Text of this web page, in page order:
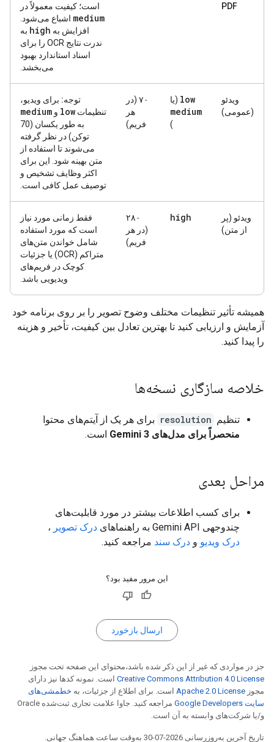
PDF
است؛ کیفیت معمولاً در
medium ​​اشباع می‌شود.
افزایش به high به
ندرت نتایج OCR را برای
اسناد استاندارد بهبود
می‌بخشد.
ویدئو
(عمومی)
low (یا
medium
)
۷۰ (در
هر
فریم)
توجه: برای ویدیو،
تنظیمات low و medium
​​​​به طور یکسان (70
توکن) در نظر گرفته
می‌شوند تا استفاده از
متن بهینه شود. این برای
اکثر وظایف تشخیص و
توصیف عمل کافی است.
ویدئو (پر
از متن)
high
۲۸۰
(در هر
فریم)
فقط زمانی مورد نیاز
است که مورد استفاده
شامل خواندن متن‌های
متراکم (OCR) یا جزئیات
کوچک در فریم‌های
ویدیویی باشد.
همیشه تأثیر تنظیمات مختلف وضوح تصویر را بر روی برنامه خود
آزمایش و ارزیابی کنید تا بهترین تعادل بین کیفیت، تأخیر و هزینه
را پیدا کنید.
خلاصه سازگاری نسخه‌ها
تنظیم resolution برای هر یک از آیتم‌های محتوا
منحصراً برای مدل‌های Gemini 3
است.
مراحل بعدی
برای کسب اطلاعات بیشتر در مورد قابلیت‌های
چندوجهی Gemini API به راهنماهای
درک تصویر ،
درک ویدیو و درک سند مراجعه کنید.
این مرور مفید بود؟
ارسال بازخورد
جز در مواردی که غیر از این ذکر شده باشد،‌محتوای این صفحه تحت مجوز
Creative Commons Attribution 4.0 License است. نمونه کدها نیز دارای
مجوز Apache 2.0 License است. برای اطلاع از جزئیات، به خطمشی‌های
سایت Google Developers‏
مراجعه کنید. جاوا علامت تجاری ثبت‌شده Oracle
و/یا شرکت‌های وابسته به آن است.
تاریخ آخرین به‌روزرسانی 2026-07-30 به‌وقت ساعت هماهنگ جهانی.